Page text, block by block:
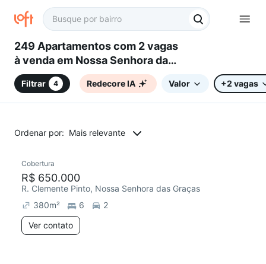
249 Apartamentos com 2 vagas
à venda em Nossa Senhora das
Graças, Canoas, RS
Filtrar 4 Redecore IA Valor +2 vagas
Ordenar por: Mais relevante
Redecorar
Cobertura
R$ 650.000
R. Clemente Pinto, Nossa Senhora das Graças
380m² 6
2
Ver contato